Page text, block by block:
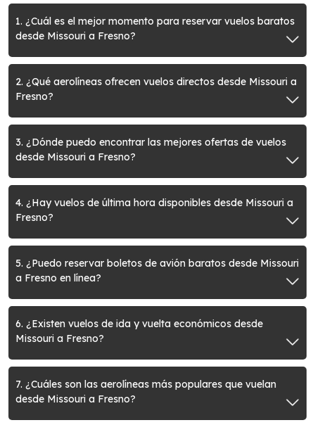
1. ¿Cuál es el mejor momento para reservar vuelos baratos
desde Missouri a Fresno?
2. ¿Qué aerolíneas ofrecen vuelos directos desde Missouri a
Fresno?
3. ¿Dónde puedo encontrar las mejores ofertas de vuelos
desde Missouri a Fresno?
4. ¿Hay vuelos de última hora disponibles desde Missouri a
Fresno?
5. ¿Puedo reservar boletos de avión baratos desde Missouri
a Fresno en línea?
6. ¿Existen vuelos de ida y vuelta económicos desde
Missouri a Fresno?
7. ¿Cuáles son las aerolíneas más populares que vuelan
desde Missouri a Fresno?